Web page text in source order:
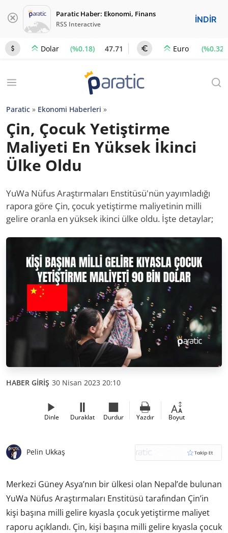
Paratic Haber: Ekonomi, Finans
RSS Interactive İNDİR
Dolar (%0.18) 47.71 Euro (%0.32)
Paratic » Ekonomi Haberleri »
Çin, Çocuk Yetiştirme
Maliyeti En Yüksek İkinci
Ülke Oldu
YuWa Nüfus Araştırmaları Enstitüsü'nün yayımladığı
rapora göre Çin, çocuk yetiştirme maliyetinin milli
gelire oranla en yüksek ikinci ülke oldu. İşte detaylar;
HABER GİRİŞ 30 Nisan 2023 20:10
Dinle Duraklat Durdur Yazdır Boyut
Pelin Ukkaş
Merkezi Güney Asya’nın bir ülkesi olan Nepal’de bulunan
YuWa Nüfus Araştırmaları Enstitüsü tarafından Çin’in
kişi başına milli gelire kıyasla çocuk yetiştirme maliyet
raporu açıklandı. Çin, kişi başına milli gelire kıyasla çocuk